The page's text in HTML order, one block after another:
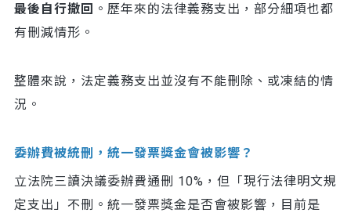
最後自行撤回 。歷年來的法律義務支出，部分細項也都
有刪減情形。
整體來說，法定義務支出並沒有不能刪除、或凍結的情
況。
委辦費被統刪，統一發票獎金會被影響？
立法院三讀決議委辦費通刪 10%，但「現行法律明文規
定支出」不刪。統一發票獎金是否會被影響，目前是